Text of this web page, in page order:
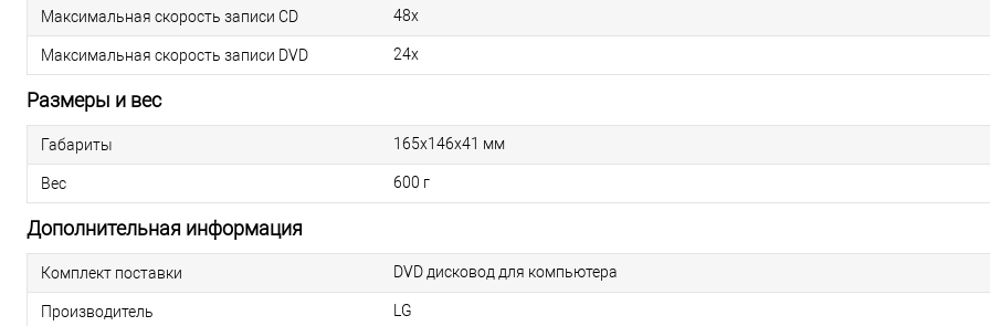
Максимальная скорость записи CD 48x
Максимальная скорость записи DVD 24x
Размеры и вес
Габариты 165х146х41 мм
Вес 600 г
Дополнительная информация
Комплект поставки DVD дисковод для компьютера
Производитель LG